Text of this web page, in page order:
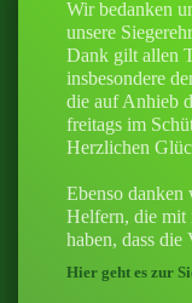
Wir bedanken
unsere
Dank gilt allen
insbesondere
die auf Anhieb
freitags im
Herzlichen
Ebenso danken
Helfern, die mit
haben, dass die
Hier geht es zur